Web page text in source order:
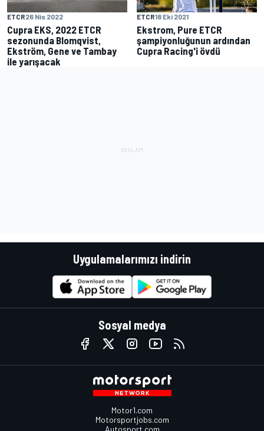
ETCR26 Nis 2022
Cupra EKS, 2022 ETCR
sezonunda Blomqvist,
Ekström, Gene ve Tambay
ile yarışacak
ETCR18 Eki 2021
Ekstrom, Pure ETCR
şampiyonluğunun ardından
Cupra Racing'i övdü
Uygulamalarımızı indirin
Sosyal medya
Motor1.com
Motorsportjobs.com